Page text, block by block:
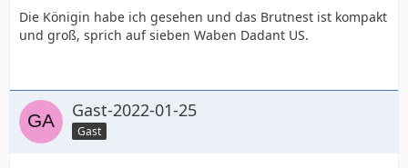
Die Königin habe ich gesehen und das Brutnest ist kompakt
und groß, sprich auf sieben Waben Dadant US.
Gast-2022-01-25
Gast